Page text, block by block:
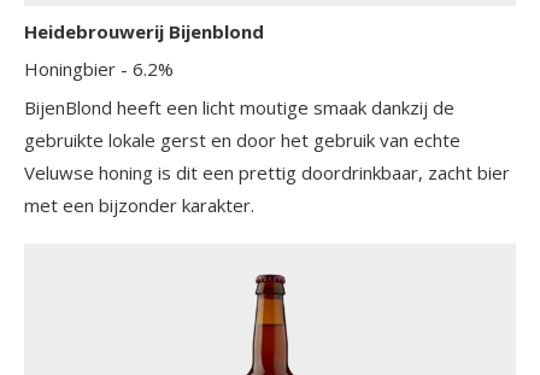
Heidebrouwerij Bijenblond
Honingbier - 6.2%
BijenBlond heeft een licht moutige smaak dankzij de
gebruikte lokale gerst en door het gebruik van echte
Veluwse honing is dit een prettig doordrinkbaar, zacht bier
met een bijzonder karakter.